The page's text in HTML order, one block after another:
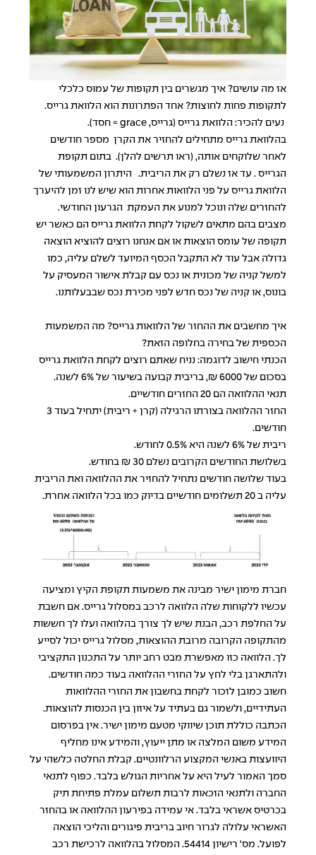
אז מה עושים? איך מגשרים בין תקופות של עמוס כלכלי
לתקופות פחות לחוצות? אחד הפתרונות הוא הלוואת גרייס.
נעים להכיר: הלוואת גרייס (גרייס, grace = חסד).
בהלוואת גרייס מתחילים להחזיר את הקרן מספר חודשים
לאחר שלוקחים אותה, (ראו תרשים להלן). בתום תקופת
הגרייס . עד אז נשלם רק את הריבית. היתרון המשמעותי של
הלוואת גרייס על פני הלוואות אחרות הוא שיש לנו זמן להיערך
להחזרים שלה ונוכל למנוע את העמקת הגרעון החודשי.
מצבים בהם מתאים לשקול לקחת הלוואת גרייס הם כאשר יש
תקופה של עומס הוצאות או אם אנחנו רוצים להוציא הוצאה
גדולה אבל עוד לא התקבל הכסף המיועד לשלם עליה, כמו
למשל קניה של מכונית או נכס עם קבלת אישור המעסיק על
בונוס, או קניה של נכס חדש לפני מכירת נכס שבבעלותנו.
איך מחשבים את ההחזר של הלוואות גרייס? מה המשמעות
הכספית של בחירה בחלופה הזאת?
הכנתי חישוב לדוגמה: נניח שאתם רוצים לקחת הלוואת גרייס
בסכום של 6000 ₪, בריבית קבועה בשיעור של 6% לשנה.
תנאי ההלוואה הם 20 החזרים חודשיים.
החזר ההלוואה בצורתו הרגילה (קרן + ריבית) יתחיל בעוד 3
חודשים.
ריבית של 6% לשנה היא 0.5% לחודש.
בשלושת החודשים הקרובים נשלם 30 ₪ בחודש.
בעוד שלושה חודשים נתחיל להחזיר את ההלוואה ואת הריבית
עליה ב 20 תשלומים חודשיים בדיוק כמו בכל הלוואה אחרת.
חברת מימון ישיר מבינה את משמעות תקופת הקיץ ומציעה
עכשיו ללקוחות שלה הלוואה לרכב במסלול גרייס. אם חשבת
על החלפת רכב, הבנת שיש לך צורך בהלוואה ועלו לך חששות
מהתקופה הקרובה מרובת ההוצאות, מסלול גרייס יכול לסייע
לך. הלוואה כזו מאפשרת מבט רחב יותר על התכנון התקציבי
ולהתארגן בלי לחץ על החזרי ההלוואה בעוד כמה חודשים.
חשוב כמובן לזכור לקחת בחשבון את החזרי ההלוואות
העתידיים, ולשמור גם בעתיד על איזון בין הכנסות להוצאות.
הכתבה כוללת תוכן שיווקי מטעם מימון ישיר. אין בפרסום
המידע משום המלצה או מתן ייעוץ, והמידע אינו מחליף
היוועצות באנשי המקצוע הרלוונטיים. קבלת החלטה כלשהי על
סמך האמור לעיל היא על אחריות הגולש בלבד. כפוף לתנאי
החברה ולתנאי הזכאות לרבות תשלום עמלת פתיחת תיק
בכרטיס אשראי בלבד. אי עמידה בפירעון ההלוואה או בהחזר
האשראי עלולה לגרור חיוב בריבית פיגורים והליכי הוצאה
לפועל. מס' רישיון 54414. המסלול בהלוואה לרכישת רכב